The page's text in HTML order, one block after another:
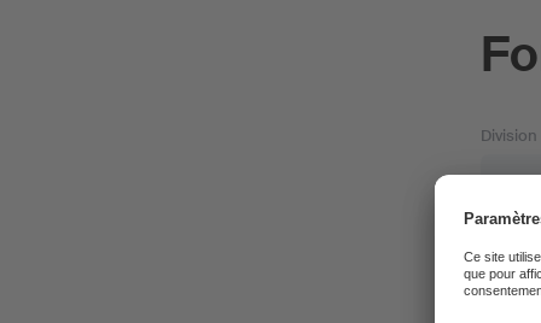
Division